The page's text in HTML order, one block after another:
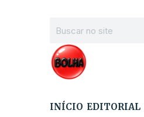
INÍCIO EDITORIAL